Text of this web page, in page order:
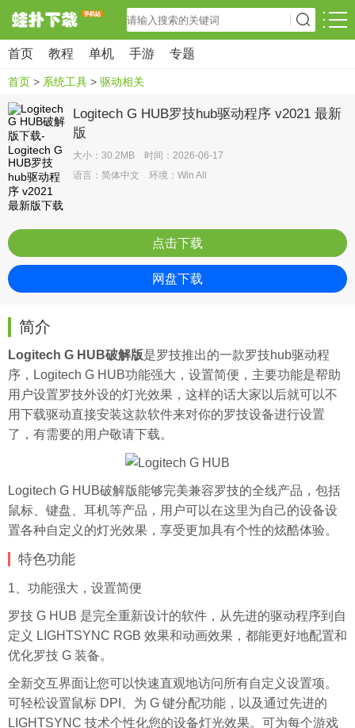
首页 教程 单机 手游 专题
首页 > 系统工具 > 驱动相关
Logitech G HUB罗技hub驱动程序 v2021 最新
版
大小：30.2MB 时间：2026-06-17
语言：简体中文 环境：Win All
点击下载
网盘下载
简介
Logitech G HUB破解版是罗技推出的一款罗技hub驱动程
序，Logitech G HUB功能强大，设置简便，主要功能是帮助
用户设置罗技外设的灯光效果，这样的话大家以后就可以不
用下载驱动直接安装这款软件来对你的罗技设备进行设置
了，有需要的用户敬请下载。
Logitech G HUB破解版能够完美兼容罗技的全线产品，包括
鼠标、键盘、耳机等产品，用户可以在这里为自己的设备设
置各种自定义的灯光效果，享受更加具有个性的炫酷体验。
特色功能
1、功能强大，设置简便
罗技 G HUB 是完全重新设计的软件，从先进的驱动程序到自
定义 LIGHTSYNC RGB 效果和动画效果，都能更好地配置和
优化罗技 G 装备。
全新交互界面让您可以快速直观地访问所有自定义设置项。
可轻松设置鼠标 DPI、为 G 键分配功能，以及通过先进的
LIGHTSYNC 技术个性化您的设备灯光效果。可为每个游戏